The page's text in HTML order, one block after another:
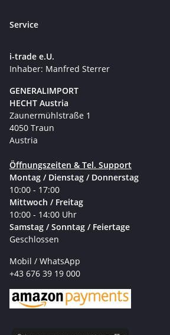
Service
i-trade e.U.
Inhaber: Manfred Sterrer
GENERALIMPORT
HECHT Austria
Zaunermühlstraße 1
4050 Traun
Austria
Öffnungszeiten & Tel. Support
Montag / Dienstag / Donnerstag
10:00 - 17:00
Mittwoch / Freitag
10:00 - 14:00 Uhr
Samstag / Sonntag / Feiertage
Geschlossen
Mobil / WhatsApp
+43 676 39 19 000